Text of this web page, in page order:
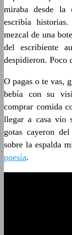
miraba desde la
escribía historias.
mezcal de una
del escribiente
despidieron. Poco
O pagas o te vas,
bebía con su
comprar comida
llegar a casa vio
gotas cayeron
sobre la espalda
poesía.